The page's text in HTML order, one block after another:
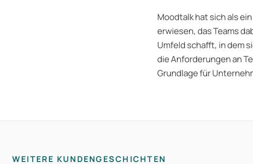
Moodtalk hat sich als
erwiesen, das Teams
Umfeld schafft, in dem
die Anforderungen an
Grundlage für
WEITERE KUNDENGESCHICHTEN